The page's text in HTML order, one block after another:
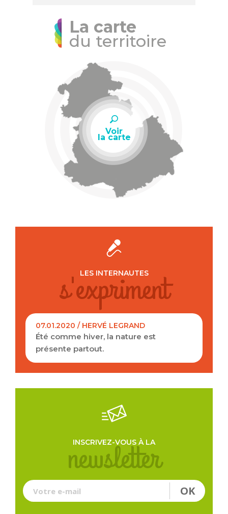
La carte
du territoire
Voir
la carte
LES INTERNAUTES
s'expriment
07.01.2020 / HERVÉ LEGRAND
Été comme hiver, la nature est
présente partout.
INSCRIVEZ-VOUS À LA
newsletter
Votre e-mail OK
Je souhaite également recevoir la lettre
d'information de l'office du tourisme.